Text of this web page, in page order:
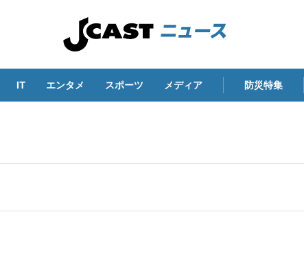
IT エンタメ スポーツ メディア 防災特集